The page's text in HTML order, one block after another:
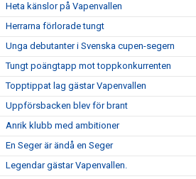
Heta känslor på Vapenvallen
Herrarna förlorade tungt
Unga debutanter i Svenska cupen-segern
Tungt poängtapp mot toppkonkurrenten
Topptippat lag gästar Vapenvallen
Uppförsbacken blev för brant
Anrik klubb med ambitioner
En Seger är ändå en Seger
Legendar gästar Vapenvallen.